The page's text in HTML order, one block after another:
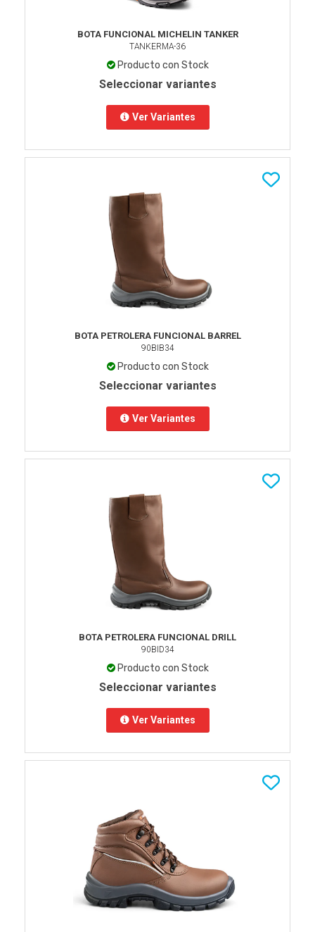
BOTA FUNCIONAL MICHELIN TANKER
TANKERMA-36
Producto con Stock
Seleccionar variantes
Ver Variantes
BOTA PETROLERA FUNCIONAL BARREL
90BIB34
Producto con Stock
Seleccionar variantes
Ver Variantes
BOTA PETROLERA FUNCIONAL DRILL
90BID34
Producto con Stock
Seleccionar variantes
Ver Variantes